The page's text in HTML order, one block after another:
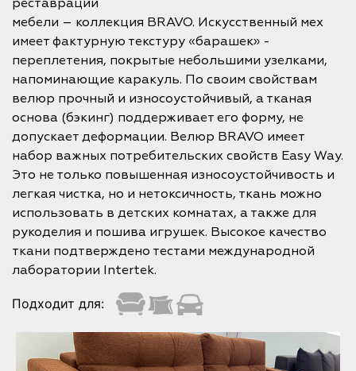
мебели – коллекция BRAVO. Искусственный мех
имеет фактурную текстуру «барашек» -
переплетения, покрытые небольшими узелками,
напоминающие каракуль. По своим свойствам
велюр прочный и износоустойчивый, а тканая
основа (бэкинг) поддерживает его форму, не
допускает деформации. Велюр BRAVO имеет
набор важных потребительских свойств Easy Way.
Это не только повышенная износоустойчивость и
легкая чистка, но и нетоксичность, ткань можно
использовать в детских комнатах, а также для
рукоделия и пошива игрушек. Высокое качество
ткани подтверждено тестами международной
лаборатории Intertek.
Подходит для: